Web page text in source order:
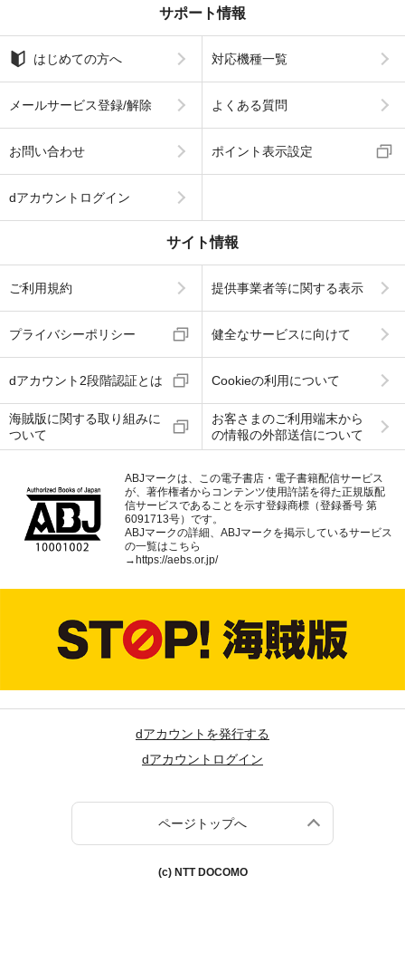
サポート情報
はじめての方へ 対応機種一覧
メールサービス登録/解除 よくある質問
お問い合わせ ポイント表示設定
dアカウントログイン
サイト情報
ご利用規約 提供事業者等に関する表示
プライバシーポリシー 健全なサービスに向けて
dアカウント2段階認証とは Cookieの利用について
海賊版に関する取り組みに
ついて
お客さまのご利用端末から
の情報の外部送信について
ABJマークは、この電子書店・電子書籍配信サービス
が、著作権者からコンテンツ使用許諾を得た正規版配
信サービスであることを示す登録商標（登録番号 第
6091713号）です。
ABJマークの詳細、ABJマークを掲示しているサービス
の一覧はこちら
→https://aebs.or.jp/
dアカウントを発行する
dアカウントログイン
ページトップへ
(c) NTT DOCOMO